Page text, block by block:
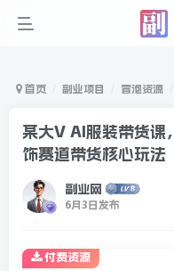
首页 副业项目 冒泡资源
某大V AI服装带货课
饰赛道带货核心玩法
副业网
6月3日发布
付费资源